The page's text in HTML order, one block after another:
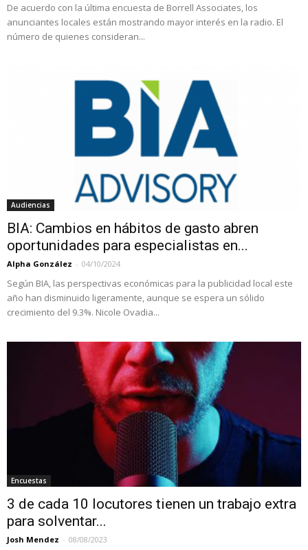
De acuerdo con la última encuesta de Borrell Associates, los
anunciantes locales están mostrando mayor interés en la radio. El
número de quienes consideran...
Audiencias
BIA: Cambios en hábitos de gasto abren
oportunidades para especialistas en...
Alpha González - 04/10/2024
Según BIA, las perspectivas económicas para la publicidad local este
año han disminuido ligeramente, aunque se espera un sólido
crecimiento del 9.3%. Nicole Ovadia...
Encuestas
3 de cada 10 locutores tienen un trabajo extra
para solventar...
Josh Mendez - 08/08/2023